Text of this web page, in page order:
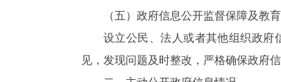
（五）政府信息公开监督保障及教
设立公民、法人或者其他组织政府
见，发现问题及时整改，严格确保政府